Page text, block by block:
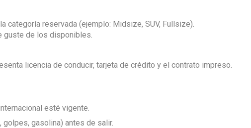
categoría reservada (ejemplo: Midsize, SUV, Fullsize).
guste de los disponibles.
licencia de conducir, tarjeta de crédito y el contrato impreso.
esté vigente.
golpes, gasolina) antes de salir.